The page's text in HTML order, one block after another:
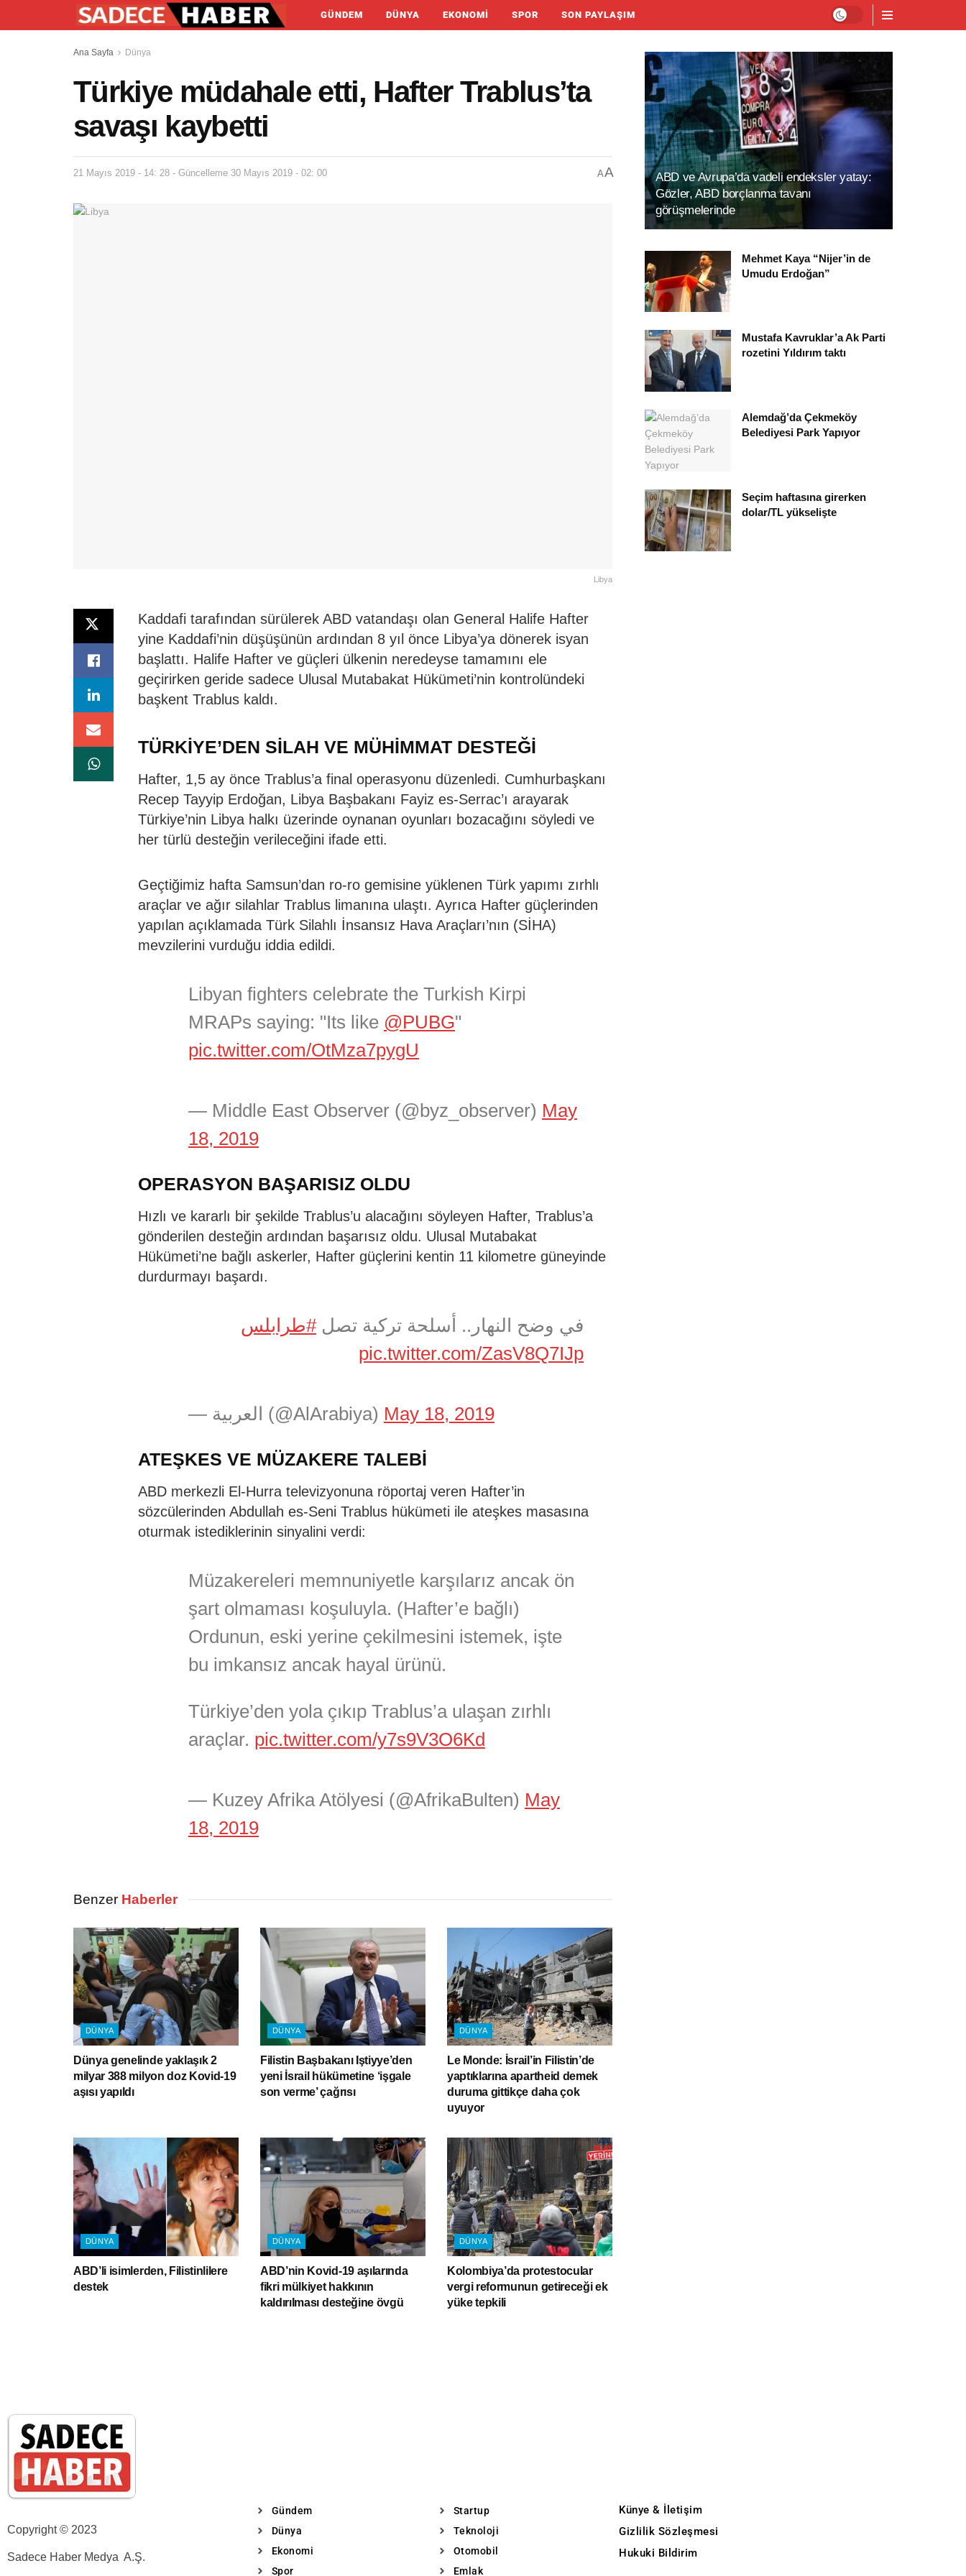
GÜNDEM DÜNYA EKONOMI SPOR SON PAYLAŞIM
Ana Sayfa Dünya
Türkiye müdahale etti, Hafter Trablus’ta
savaşı kaybetti
21 Mayıs 2019 - 14: 28 - Güncelleme 30 Mayıs 2019 - 02: 00 AA
Libya
Kaddafi tarafından sürülerek ABD vatandaşı olan General Halife Hafter
yine Kaddafi’nin düşüşünün ardından 8 yıl önce Libya’ya dönerek isyan
başlattı. Halife Hafter ve güçleri ülkenin neredeyse tamamını ele
geçirirken geride sadece Ulusal Mutabakat Hükümeti’nin kontrolündeki
başkent Trablus kaldı.
TÜRKİYE’DEN SİLAH VE MÜHİMMAT DESTEĞİ
Hafter, 1,5 ay önce Trablus’a final operasyonu düzenledi. Cumhurbaşkanı
Recep Tayyip Erdoğan, Libya Başbakanı Fayiz es-Serrac’ı arayarak
Türkiye’nin Libya halkı üzerinde oynanan oyunları bozacağını söyledi ve
her türlü desteğin verileceğini ifade etti.
Geçtiğimiz hafta Samsun’dan ro-ro gemisine yüklenen Türk yapımı zırhlı
araçlar ve ağır silahlar Trablus limanına ulaştı. Ayrıca Hafter güçlerinden
yapılan açıklamada Türk Silahlı İnsansız Hava Araçları’nın (SİHA)
mevzilerini vurduğu iddia edildi.
Libyan fighters celebrate the Turkish Kirpi
MRAPs saying: "Its like @PUBG"
pic.twitter.com/OtMza7pygU
— Middle East Observer (@byz_observer) May
18, 2019
OPERASYON BAŞARISIZ OLDU
Hızlı ve kararlı bir şekilde Trablus’u alacağını söyleyen Hafter, Trablus’a
gönderilen desteğin ardından başarısız oldu. Ulusal Mutabakat
Hükümeti’ne bağlı askerler, Hafter güçlerini kentin 11 kilometre güneyinde
durdurmayı başardı.
في وضح النهار.. أسلحة تركية تصل#طرابلس
pic.twitter.com/ZasV8Q7IJp
— العربية (@AlArabiya) May 18, 2019
ATEŞKES VE MÜZAKERE TALEBİ
ABD merkezli El-Hurra televizyonuna röportaj veren Hafter’in
sözcülerinden Abdullah es-Seni Trablus hükümeti ile ateşkes masasına
oturmak istediklerinin sinyalini verdi:
Müzakereleri memnuniyetle karşılarız ancak ön
şart olmaması koşuluyla. (Hafter’e bağlı)
Ordunun, eski yerine çekilmesini istemek, işte
bu imkansız ancak hayal ürünü.
Türkiye’den yola çıkıp Trablus’a ulaşan zırhlı
araçlar. pic.twitter.com/y7s9V3O6Kd
— Kuzey Afrika Atölyesi (@AfrikaBulten) May
18, 2019
Benzer Haberler
DÜNYA
Dünya genelinde yaklaşık 2
milyar 388 milyon doz Kovid-19
aşısı yapıldı
DÜNYA
Filistin Başbakanı Iştiyye’den
yeni İsrail hükümetine ‘işgale
son verme’ çağrısı
DÜNYA
Le Monde: İsrail’in Filistin’de
yaptıklarına apartheid demek
duruma gittikçe daha çok
uyuyor
DÜNYA
ABD’li isimlerden, Filistinlilere
destek
DÜNYA
ABD’nin Kovid-19 aşılarında
fikri mülkiyet hakkının
kaldırılması desteğine övgü
DÜNYA
Kolombiya’da protestocular
vergi reformunun getireceği ek
yüke tepkili
ABD ve Avrupa’da vadeli endeksler yatay:
Gözler, ABD borçlanma tavanı
görüşmelerinde
Mehmet Kaya “Nijer’in de
Umudu Erdoğan”
Mustafa Kavruklar’a Ak Parti
rozetini Yıldırım taktı
Alemdağ’da Çekmeköy
Belediyesi Park Yapıyor
Seçim haftasına girerken
dolar/TL yükselişte
Copyright © 2023
Sadece Haber Medya A.Ş.
Gündem
Dünya
Ekonomi
Spor
Startup
Teknoloji
Otomobil
Emlak
Künye & İletişim
Gizlilik Sözleşmesi
Hukuki Bildirim